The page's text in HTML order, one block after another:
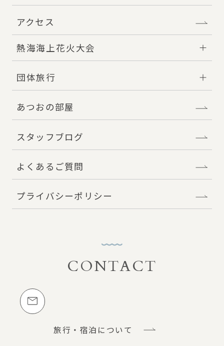
アクセス
熱海海上花火大会
団体旅行
あつおの部屋
スタッフブログ
よくあるご質問
プライバシーポリシー
お問い合わせCONTACT
メールでのお問い合わせ
旅行・宿泊について